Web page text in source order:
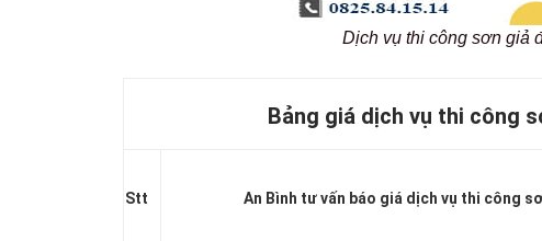
Dịch vụ thi công sơn giả
Bảng giá dịch vụ thi công
Stt An Bình tư vấn báo giá dịch vụ thi công